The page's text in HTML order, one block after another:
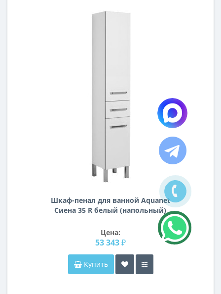
Шкаф-пенал для ванной Aquanet
Сиена 35 R белый (напольный)
Цена:
53 343 ₽
Купить